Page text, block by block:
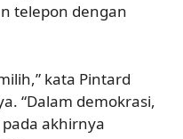
telepon dengan
kata Pintard
“Dalam demokrasi,
akhirnya